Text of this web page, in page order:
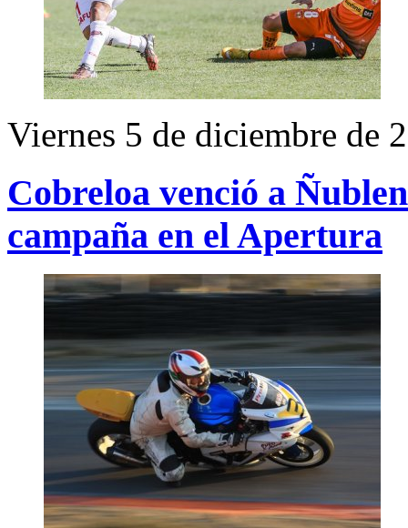
Viernes 5 de diciembre de
Cobreloa venció a
campaña en el Apertura